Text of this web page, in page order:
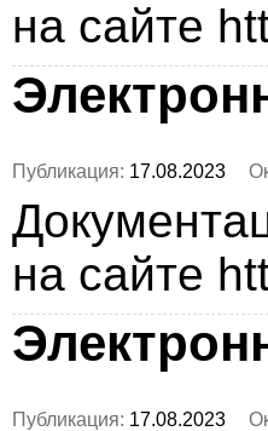
на сайте
Публикация: 17.08.2023
на сайте
Публикация: 17.08.2023